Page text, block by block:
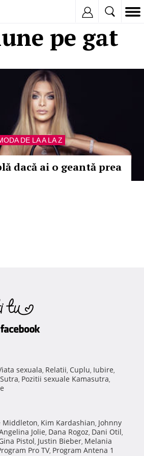
pe gat
DE LA A LA Z
dacă ai o geantă prea
sexuala, Relatii, Cuplu, Iubire,
, Pozitii sexuale Kamasutra,
Middleton, Kim Kardashian, Johnny
Jolie, Dana Rogoz, Dani Otil,
Pistol, Justin Bieber, Melania
Pro TV, Program Antena 1